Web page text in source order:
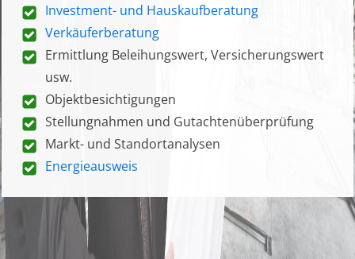
Investment- und Hauskaufberatung
Verkäuferberatung
Ermittlung Beleihungswert, Versicherungswert
usw.
Objektbesichtigungen
Stellungnahmen und Gutachtenüberprüfung
Markt- und Standortanalysen
Energieausweis